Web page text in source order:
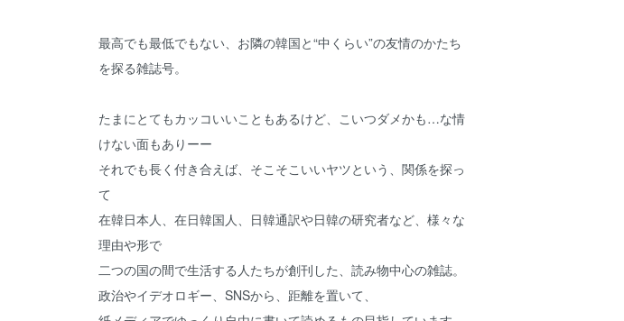
最高でも最低でもない、お隣の韓国と“中くらい”の友情のかたち
を探る雑誌号。
たまにとてもカッコいいこともあるけど、こいつダメかも…な情
けない面もありーー
それでも長く付き合えば、そこそこいいヤツという、関係を探っ
て
在韓日本人、在日韓国人、日韓通訳や日韓の研究者など、様々な
理由や形で
二つの国の間で生活する人たちが創刊した、読み物中心の雑誌。
政治やイデオロギー、SNSから、距離を置いて、